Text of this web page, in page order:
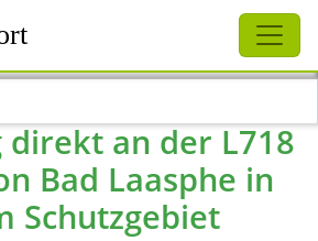
direkt an der L718
Bad Laasphe in
Schutzgebiet
Schliessen